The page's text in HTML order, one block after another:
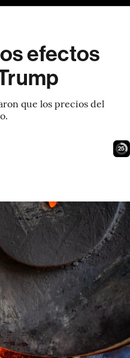
efectos
que los precios del
24